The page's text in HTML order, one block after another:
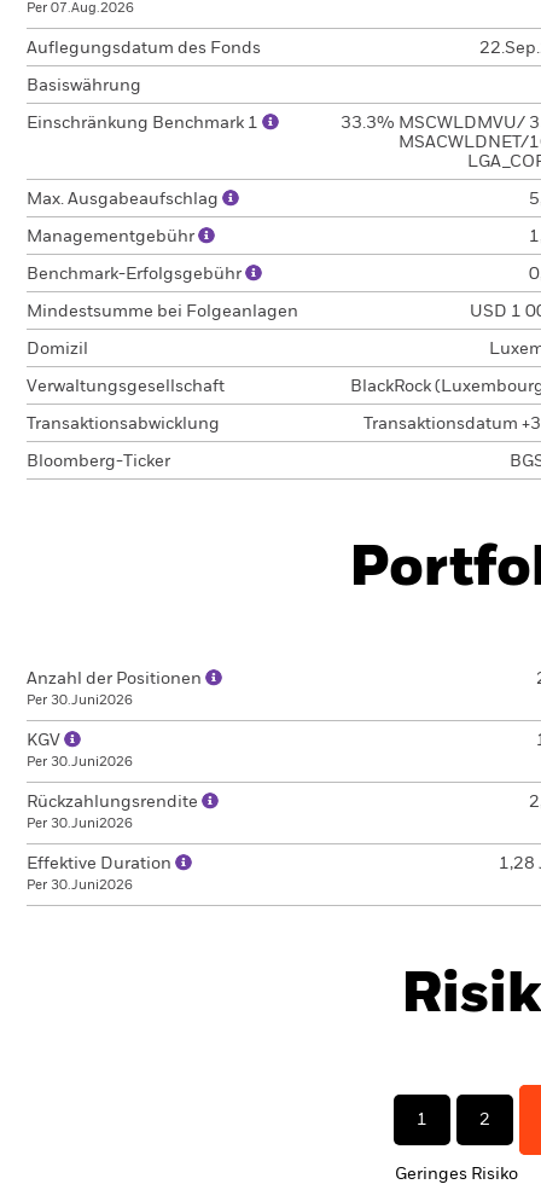
Per 07.Aug.2026
Auflegungsdatum des Fonds
Basiswährung
Einschränkung Benchmark 1
33.3% MSCWLDMVU/
MSACWLDNET/
Max. Ausgabeaufschlag
Managementgebühr
Benchmark-Erfolgsgebühr
Mindestsumme bei Folgeanlagen USD 1
Domizil
Verwaltungsgesellschaft BlackRock
Transaktionsabwicklung Transaktionsdatum
Bloomberg-Ticker
Anzahl der Positionen
Per 30.Juni2026
KGV
Per 30.Juni2026
Rückzahlungsrendite
Per 30.Juni2026
Effektive Duration
Per 30.Juni2026
1,28
1 2
Geringes Risiko